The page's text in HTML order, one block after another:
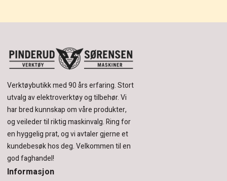
Verktøybutikk med 90 års erfaring.Stort
utvalg av elektroverktøy og tilbehør.Vi
har bred kunnskap om våre produkter,
og veileder til riktig maskinvalg. Ring for
en hyggelig prat, og vi avtaler gjerne et
kundebesøk hos deg.Velkommen til en
god faghandel!
Informasjon